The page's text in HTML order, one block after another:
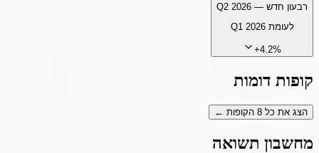
רבעון חדש — Q2 2026
לעומתQ1 2026
+4.2%
קופות דומות
הצג את כל 8 הקופות ←
מחשבון תשואה